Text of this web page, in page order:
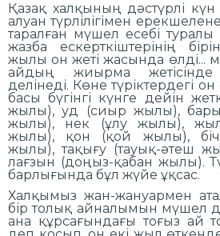
Қазақ халқының дәстүрлі күн
алуан түрлілігімен
таралған мүшел есебі туралы
жазба ескерткіштерінің
жылы он жеті жасында өлді...
айдың жиырма жетісінде
делінеді. Көне түріктердегі
басы бүгінгі күнге дейін
жылы), уд (сиыр жылы),
жылы), нек (ұлу жылы),
жылы), қон (қой жылы),
жылы), тақығу (тауық-әтеш
лағзын (доңыз-қабан жылы).
барлығында бұл жүйе ұқсас.
Халқымыз жан-жануармен
бір толық айналымын мүшел
ана құрсағындағы тоғыз ай